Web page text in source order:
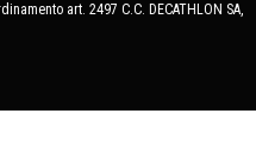
art. 2497 C.C. DECATHLON SA,